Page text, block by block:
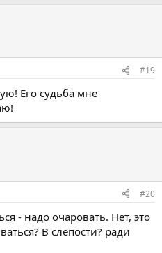
#19
Его судьба мне
#20
- надо очаровать. Нет, это
В слепости? ради